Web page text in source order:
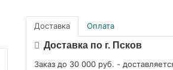
Доставка Оплата
Доставка по г. Псков
Заказ до 30 000 руб. -